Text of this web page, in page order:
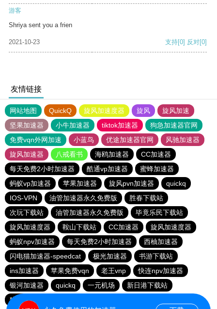
游客
Shriya sent you a frien
2021-10-23 支持[0] 反对[0]
友情链接
网站地图 QuickQ 旋风加速度器 旋风
旋风加速
坚果加速器
小牛加速器 tiktok加速器
狗急加速器官网
免费vqn外网加速
小蓝鸟 优途加速器官网
风驰加速器
旋风加速器
八戒看书 海鸥加速器
CC加速器
每天免费2小时加速器
酷通vp加速器
蜜蜂加速器
蚂蚁vp加速器
苹果加速器 旋风pvn加速器
quickq
IOS-VPN
油管加速器永久免费版
胜春下载站
次玩下载站
油管加速器永久免费版
毕竟乐民下载站
旋风加速度器
鞍山下载站 CC加速器
旋风加速度器
蚂蚁npv加速器
每天免费2小时加速器
西柚加速器
闪电猫加速器-speedcat
极光加速器
书游下载站
ins加速器
苹果免费vqn 老王vnp
快连npv加速器
银河加速器
quickq 一元机场
新日港下载站
猎豹加速器